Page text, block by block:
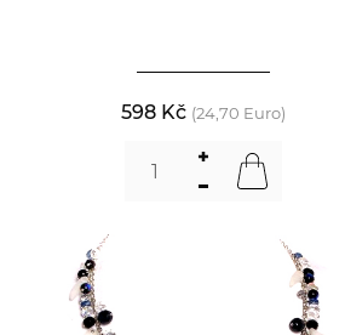
598 Kč (24,70 Euro)